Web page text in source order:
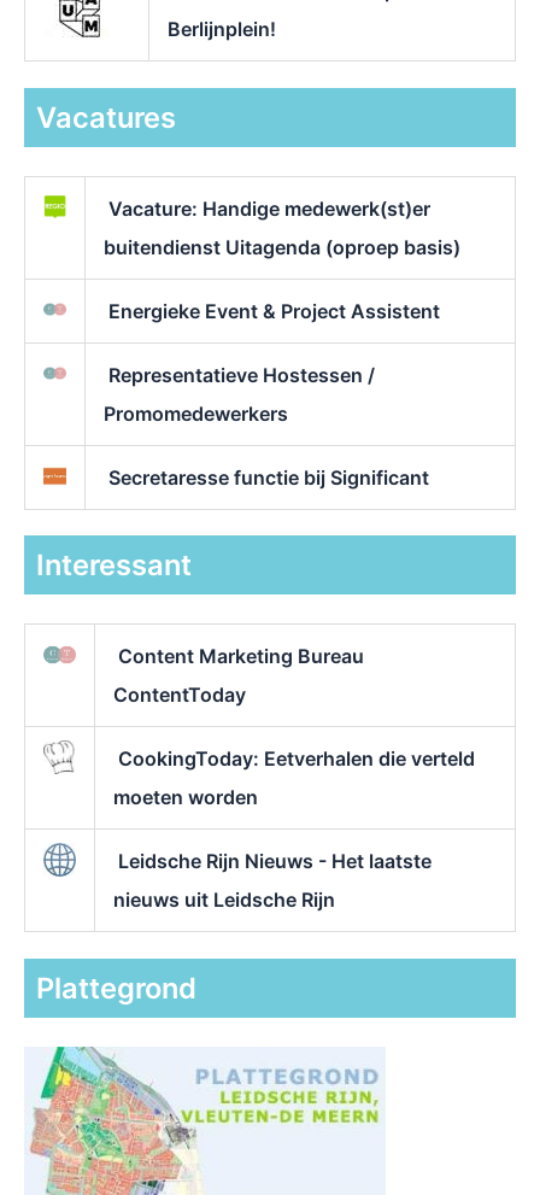
Berlijnplein!
Vacatures
Vacature: Handige medewerk(st)er
buitendienst Uitagenda (oproep basis)
Energieke Event & Project Assistent
Representatieve Hostessen /
Promomedewerkers
Secretaresse functie bij Significant
Interessant
Content Marketing Bureau
ContentToday
CookingToday: Eetverhalen die verteld
moeten worden
Leidsche Rijn Nieuws - Het laatste
nieuws uit Leidsche Rijn
Plattegrond